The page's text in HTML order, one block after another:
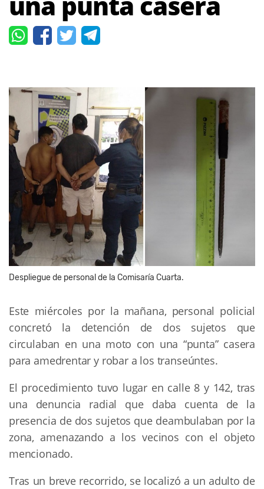
Despliegue de personal de la Comisaría Cuarta.
Este miércoles por la mañana, personal policial
concretó la detención de dos sujetos que
circulaban en una moto con una “punta” casera
para amedrentar y robar a los transeúntes.
El procedimiento tuvo lugar en calle 8 y 142, tras
una denuncia radial que daba cuenta de la
presencia de dos sujetos que deambulaban por la
zona, amenazando a los vecinos con el objeto
mencionado.
Tras un breve recorrido, se localizó a un adulto de